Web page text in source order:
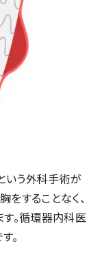
いう外科手術が
することなく、
す。循環器内科医
。